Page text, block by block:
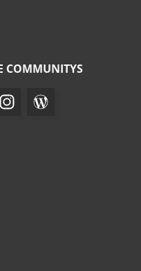
COMMUNITYS